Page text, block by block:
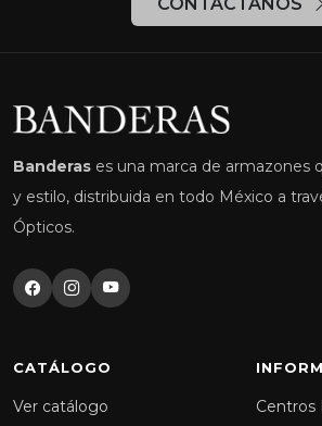
CONTÁCTANOS
Banderas es una marca de armazones
y estilo, distribuida en todo México a
Ópticos.
CATÁLOGO
Ver catálogo Centros